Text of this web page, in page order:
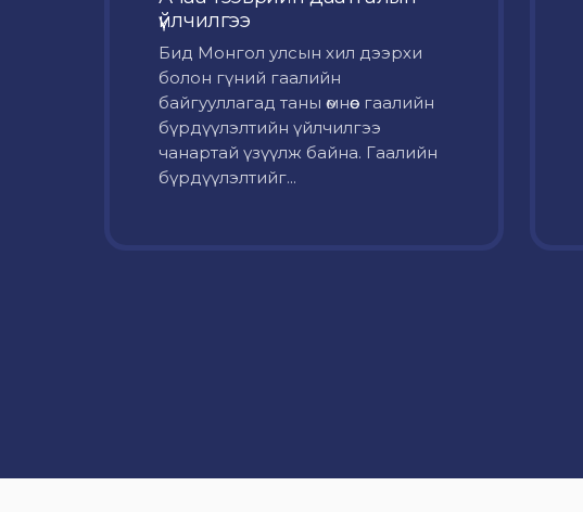
үйлчилгээ
Бид Монгол улсын хил дээрхи
болон гүний гаалийн
байгууллагад таны өмнөөс гаалийн
бүрдүүлэлтийн үйлчилгээ
чанартай үзүүлж байна. Гаалийн
бүрдүүлэлтийг...